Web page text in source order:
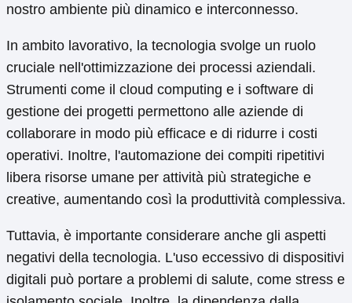
nostro ambiente più dinamico e interconnesso.
In ambito lavorativo, la tecnologia svolge un ruolo
cruciale nell'ottimizzazione dei processi aziendali.
Strumenti come il cloud computing e i software di
gestione dei progetti permettono alle aziende di
collaborare in modo più efficace e di ridurre i costi
operativi. Inoltre, l'automazione dei compiti ripetitivi
libera risorse umane per attività più strategiche e
creative, aumentando così la produttività complessiva.
Tuttavia, è importante considerare anche gli aspetti
negativi della tecnologia. L'uso eccessivo di dispositivi
digitali può portare a problemi di salute, come stress e